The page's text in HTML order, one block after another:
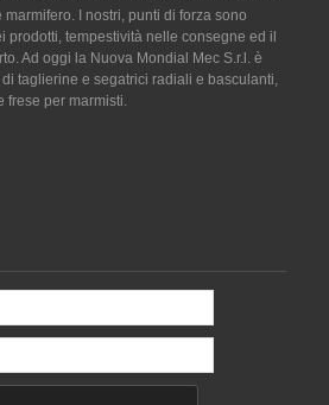
I nostri, punti di forza sono
prodotti, tempestività nelle consegne ed il
Ad oggi la Nuova Mondial Mec S.r.l. è
taglierine e segatrici radiali e basculanti,
frese per marmisti.